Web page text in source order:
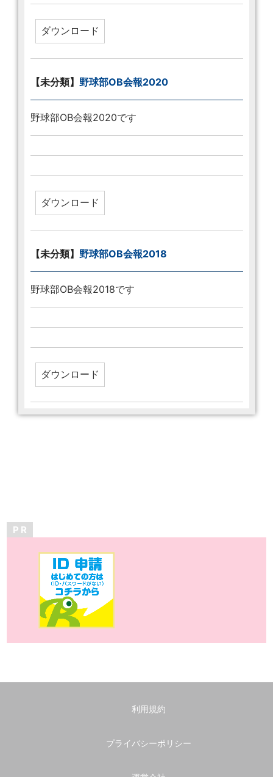
【未分類】 野球部OB会報2020
野球部OB会報2020です
【未分類】 野球部OB会報2018
野球部OB会報2018です
P R
利用規約
プライバシーポリシー